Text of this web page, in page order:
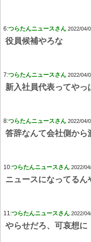
6:つらたんニュースさん 2022/04/
役員候補やろな
7:つらたんニュースさん 2022/04/
新入社員代表ってやっ
8:つらたんニュースさん 2022/04/
答辞なんて会社側から
10:つらたんニュースさん 2022/
ニュースになってるん
11:つらたんニュースさん 2022/
やらせだろ、可哀想に